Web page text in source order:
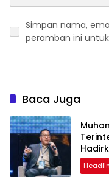
Simpan nama,
peramban ini
Baca Juga